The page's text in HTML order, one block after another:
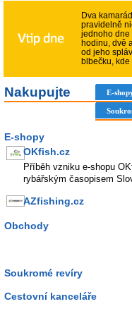
Dva
pravidelně
jednoho dne
hodinu, dvě
od jeho
blbečku,
Nakupujte E-
E-shopy
OKfish.cz
Příběh vzniku e-shopu
rybářským časopisem
znalosti, kontakty,
AZfishing.cz
Obchody
Soukromé revíry
Cestovní kanceláře